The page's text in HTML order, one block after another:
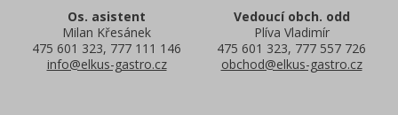
Os. asistent
Milan Křesánek
475 601 323, 777 111 146
info@elkus-gastro.cz
Vedoucí obch. odd
Plíva Vladimír
475 601 323, 777 557 726
obchod@elkus-gastro.cz